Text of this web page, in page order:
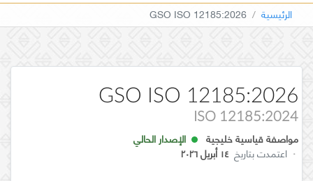
الرئيسية GSO ISO 12185:2026
GSO ISO 12185:2026
ISO 12185:2024
مواصفة قياسية خليجية
الإصدار الحالي
· اعتمدت بتاريخ ١٤ أبريل ٢٠٢٦